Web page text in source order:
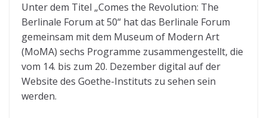
Unter dem Titel „Comes the Revolution: The
Berlinale Forum at 50“ hat das Berlinale Forum
gemeinsam mit dem Museum of Modern Art
(MoMA) sechs Programme zusammengestellt, die
vom 14. bis zum 20. Dezember digital auf der
Website des Goethe-Instituts zu sehen sein
werden.